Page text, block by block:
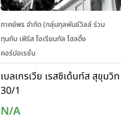
ภาคย์พร จำกัด (กลุ่มกุลพันธ์วิลล์ ร่วม
ทุนกับ เฟิร์ส โอเรียนทัล โฮลดิ้ง
คอร์ปอเรชั่น
เบลเกรเวีย เรสซิเด้นท์ส สุขุมวิท
30/1
N/A